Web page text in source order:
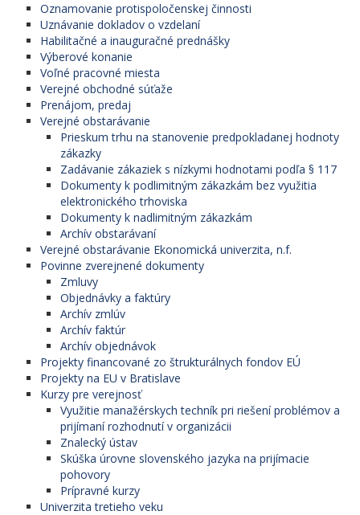
Oznamovanie protispoločenskej činnosti
Uznávanie dokladov o vzdelaní
Habilitačné a inauguračné prednášky
Výberové konanie
Voľné pracovné miesta
Verejné obchodné súťaže
Prenájom, predaj
Verejné obstarávanie
Prieskum trhu na stanovenie predpokladanej hodnoty
zákazky
Zadávanie zákaziek s nízkymi hodnotami podľa § 117
Dokumenty k podlimitným zákazkám bez využitia
elektronického trhoviska
Dokumenty k nadlimitným zákazkám
Archív obstarávaní
Verejné obstarávanie Ekonomická univerzita, n.f.
Povinne zverejnené dokumenty
Zmluvy
Objednávky a faktúry
Archív zmlúv
Archív faktúr
Archív objednávok
Projekty financované zo štrukturálnych fondov EÚ
Projekty na EU v Bratislave
Kurzy pre verejnosť
Využitie manažérskych techník pri riešení problémov a
prijímaní rozhodnutí v organizácii
Znalecký ústav
Skúška úrovne slovenského jazyka na prijímacie
pohovory
Prípravné kurzy
Univerzita tretieho veku